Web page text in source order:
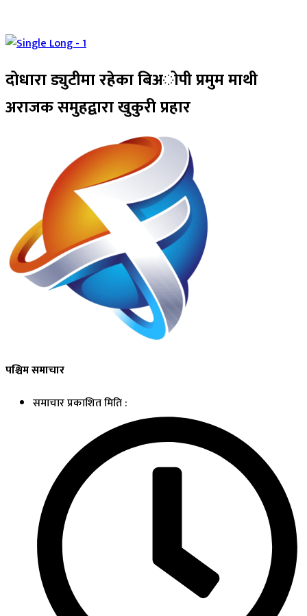
दोधारा ड्युटीमा रहेका बिअोपी प्रमुम माथी
अराजक समुहद्वारा खुकुरी प्रहार
पश्चिम समाचार
समाचार प्रकाशित मिति :